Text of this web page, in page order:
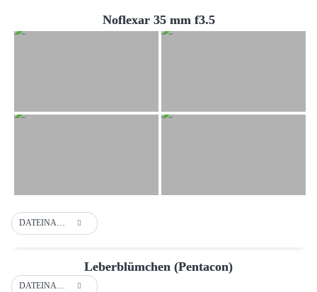
Noflexar 35 mm f3.5
DATEINAME
Leberblümchen (Pentacon)
DATEINAME